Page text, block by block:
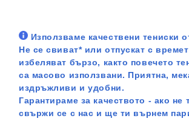
Използваме качествени тениски
Не се свиват* или отпускат с
избеляват бързо, както повечето
са масово използвани. Приятна,
издръжливи и удобни.
Гарантираме за качеството - ако не
свържи се с нас и ще ти върнем